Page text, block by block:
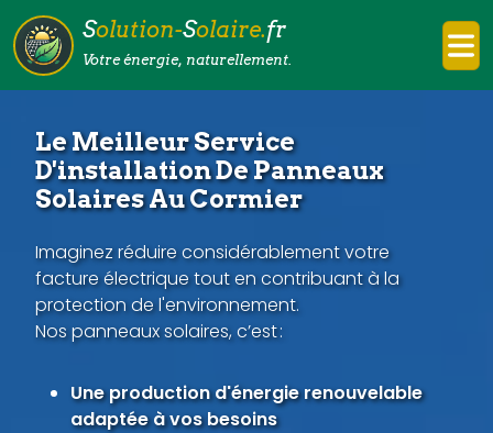
Solution-Solaire.fr
Votre énergie, naturellement.
Le Meilleur Service
D'installation De Panneaux
Solaires Au Cormier
Imaginez réduire considérablement votre
facture électrique tout en contribuant à la
protection de l'environnement.
Nos panneaux solaires, c’est :
Une production d'énergie renouvelable
adaptée à vos besoins